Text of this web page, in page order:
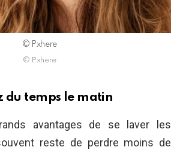
© Pxhere
© Pxhere
du temps le matin
avantages de se laver les
reste de perdre moins de